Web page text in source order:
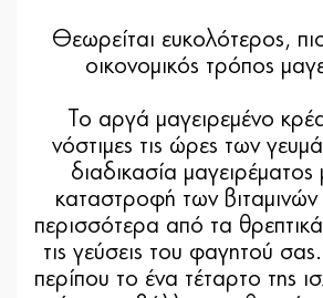
Θεωρείται ευκολότερος, πιο
οικονομικός τρόπος
Το αργά μαγειρεμένο
νόστιμες τις ώρες των
διαδικασία μαγειρέματος
καταστροφή των βιταμινών
περισσότερα από τα
τις γεύσεις του φαγητού
περίπου το ένα τέταρτο της